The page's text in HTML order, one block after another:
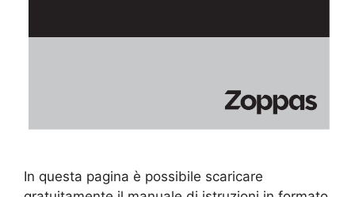
In questa pagina è possibile scaricare